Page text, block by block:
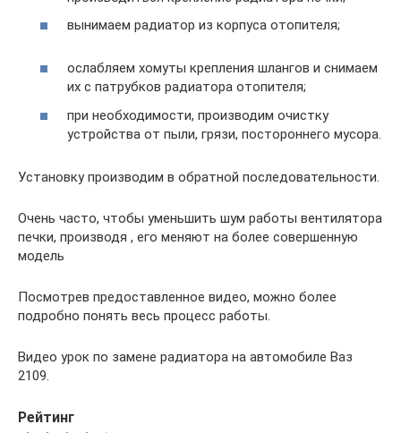
вынимаем радиатор из корпуса отопителя;
ослабляем хомуты крепления шлангов и снимаем
их с патрубков радиатора отопителя;
при необходимости, производим очистку
устройства от пыли, грязи, постороннего мусора.
Установку производим в обратной последовательности.
Очень часто, чтобы уменьшить шум работы вентилятора
печки, производя , его меняют на более совершенную
модель
Посмотрев предоставленное видео, можно более
подробно понять весь процесс работы.
Видео урок по замене радиатора на автомобиле Ваз
2109.
Рейтинг